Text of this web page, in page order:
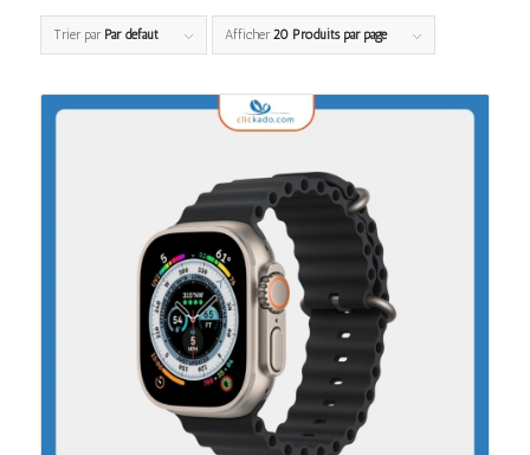
Trier par Par défaut Afficher 20 Produits par page